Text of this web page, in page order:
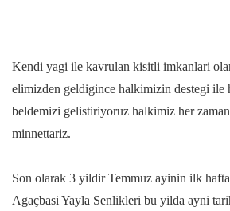
Kendi yagi ile kavrulan kisitli imkanlari
elimizden geldigince halkimizin destegi ile
beldemizi gelistiriyoruz halkimiz her
minnettariz.
Son olarak 3 yildir Temmuz ayinin ilk
Agaçbasi Yayla Senlikleri bu yilda ayni